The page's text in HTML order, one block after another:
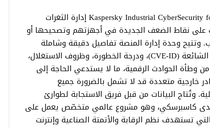
ويتيح الإصدار الجديد من Kaspersky Industrial CyberSecurity for Networks إدارة الثغرات
على نقاط الضعف الجديدة في أجهزتهم وتصحيحها أو
وتتيح وحدة إدارة المنصة تفاصيل دقيقة وشاملة
تضمّ معرّف الثغرات ونقاط الانكشاف الشائعة (CVE-ID)، ودرجة الخطورة، وظروف الاستغلال،
وطأة الحوادث الرقمية، ما لا يستدعي الحاجة إلى
خارجية متعددة قد لا تشمل بالضرورة جميع
وتُتاح البيانات من قبل فريق الاستجابة لطوارئ
لدى كاسبرسكي، وهو مشروع عالمي متخصّص يعمل على
تستهدف نظم الرقابة والأتمتة الصناعية وإنترنت